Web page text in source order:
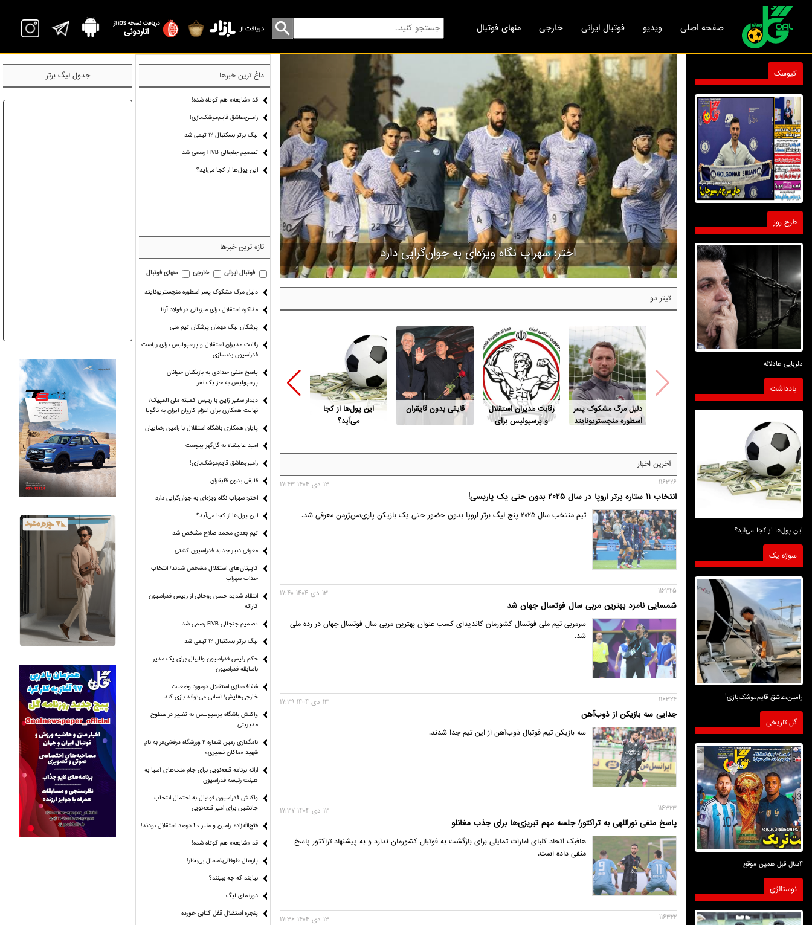
صفحه اصلی ویدیو فوتبال ایرانی خارجی منهای فوتبال
اختر: سهراب نگاه ویژه‌ای به جوان‌گرایی دارد
Previous Next
تیتر دو
دلیل مرگ مشکوک پسر
اسطوره منچستریونایتد
رقابت مدیران استقلال
و پرسپولیس برای
قایقی بدون قایقران
این پول‌ها از کجا
می‌آید؟
قد «شایعه» هم کوتاه
پارسال طوفانی،امسال
زمین پَر،تماشاگر
پَر،هیجان پَر!
رجبی:
ابتدای
آخرین اخبار
116326
انتخاب 11 ستاره برتر اروپا در سال 2025 بدون حتی یک پاریسی!
13 دی 1404 17:43
تیم منتخب سال 2025 پنج لیگ برتر اروپا بدون حضور حتی یک بازیکن پاری‌سن‌ژرمن معرفی شد.
116325
شمسایی نامزد بهترین مربی سال فوتسال جهان شد
13 دی 1404 17:40
سرمربی تیم ملی فوتسال کشورمان کاندیدای کسب عنوان بهترین مربی سال فوتسال جهان در رده ملی
شد.
116324
جدایی سه بازیکن از ذوب‌آهن
13 دی 1404 17:39
سه بازیکن تیم فوتبال ذوب‌آهن از این تیم جدا شدند.
116323
پاسخ منفی نوراللهی به تراکتور/ جلسه مهم تبریزی‌ها برای جذب مغانلو
13 دی 1404 17:37
هافبک اتحاد کلبای امارات تمایلی برای بازگشت به فوتبال کشورمان ندارد و به پیشنهاد تراکتور پاسخ
منفی داده است.
116322 13 دی 1404 17:36
کیوسک
طرح روز
دلربایی عادلانه
یادداشت
این پول‌ها از کجا می‌آید؟
سوژه یک
رامین،عاشق قایم‌موشک‌بازی!
گل تاریخی
4سال قبل همین موقع
نوستالژی
داغ ترین خبرها
قد «شایعه» هم کوتاه شده!
رامین،عاشق قایم‌موشک‌بازی!
لیگ برتر بسکتبال ۱۲ تیمی شد
تصمیم جنجالی FIVB رسمی شد
این پول‌ها از کجا می‌آید؟
تازه ترین خبرها
فوتبال ایرانی خارجی منهای فوتبال
دلیل مرگ مشکوک پسر اسطوره منچستریونایتد
مذاکره استقلال برای میزبانی در فولاد آرنا
پزشکان لیگ مهمان پزشکان تیم ملی
رقابت مدیران استقلال و پرسپولیس برای ریاست
فدراسیون بدنسازی
پاسخ منفی حدادی به بازیکنان جوانان
پرسپولیس به جز یک نفر
دیدار سفیر ژاپن با رییس کمیته ملی المپیک/
نهایت همکاری برای اعزام کاروان ایران به ناگویا
پایان همکاری باشگاه استقلال با رامین رضاییان
امید عالیشاه به گل‌گهر پیوست
رامین،عاشق قایم‌موشک‌بازی!
قایقی بدون قایقران
اختر: سهراب نگاه ویژه‌ای به جوان‌گرایی دارد
این پول‌ها از کجا می‌آید؟
تیم بعدی محمد صلاح مشخص شد
معرفی دبیر جدید فدراسیون کشتی
کاپیتان‌های استقلال مشخص شدند/ انتخاب
جذاب سهراب
انتقاد شدید حسن روحانی از رییس فدراسیون
کاراته
تصمیم جنجالی FIVB رسمی شد
لیگ برتر بسکتبال ۱۲ تیمی شد
حکم رئیس فدراسیون والیبال برای یک مدیر
باسابقه فدراسیون
شفاف‌سازی استقلال درمورد وضعیت
خارجی‌هایش/ آسانی می‌تواند بازی کند
واکنش باشگاه پرسپولیس به تغییر در سطوح
مدیریتی
نامگذاری زمین شماره ۲ ورزشگاه درفشی‌فر به نام
شهید «ماکان نصیری»
ارائه برنامه‌ قلعه‌نویی برای جام ملت‌های آسیا به
هیئت رئیسه فدراسیون
واکنش فدراسیون فوتبال به احتمال انتخاب
جانشین برای امیر قلعه‌نویی
فتح‌الله‌زاده: رامین و منیر 40 درصد استقلال بودند!
قد «شایعه» هم کوتاه شده!
پارسال طوفانی،امسال بی‌بخار!
بیایند که چه ببینند؟
دورنمای لیگ
پنجره‌ استقلال قفل کتابی خورده
جدول لیگ برتر